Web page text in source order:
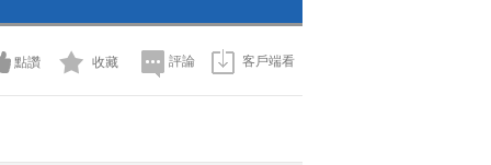
2019-08-12 10:54:36
长江之歌
點讚 收藏 評論 客戶端看